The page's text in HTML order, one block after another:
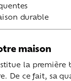
durable
maison
la première
De ce fait, sa